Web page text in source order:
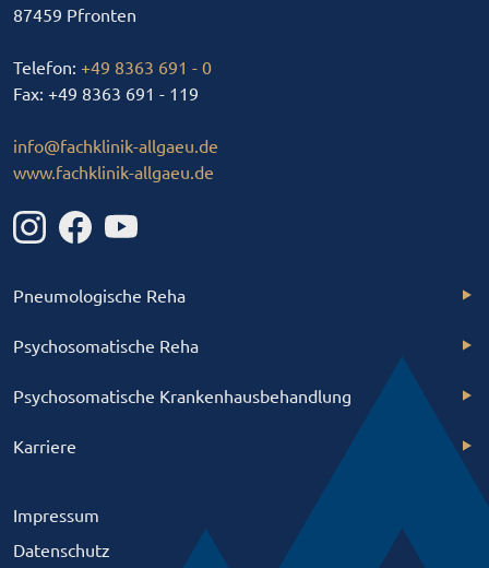
87459 Pfronten
Telefon: +49 8363 691 - 0
Fax: +49 8363 691 - 119
info@fachklinik-allgaeu.de
www.fachklinik-allgaeu.de
Pneumologische Reha
Psychosomatische Reha
Psychosomatische Krankenhausbehandlung
Karriere
Impressum
Datenschutz